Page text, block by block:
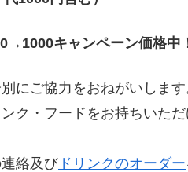
キャンペーン価格中
にご協力をおねがいします
ク・フードをお持ちいた
絡及びドリンクのオーダー